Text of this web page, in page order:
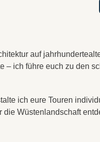
auf
– ich führe euch zu den
ich eure Touren
Wüstenlandschaft